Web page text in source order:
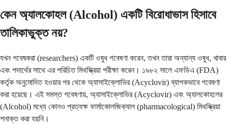
কেন অ্যালকোহল (Alcohol) একটি বিরোধাভাস হিসাবে
তালিকাভুক্ত নয়?
যখন গবেষকরা (researchers) একটি ওষুধ গবেষণা করেন, তখন তারা অন্যান্য ওষুধ, খাবার
এবং পদার্থের সাথে এর পরিচিত মিথস্ক্রিয়া পরীক্ষা করেন। ১৯৮২ সালে এফডিএ (FDA)
কর্তৃক অনুমোদিত হওয়ার পর থেকে অ্যাসাইক্লোভির (Acyclovir) ব্যাপকভাবে গবেষণা
করা হয়েছে। এই সমস্ত গবেষণায়, অ্যাসাইক্লোভির (Acyclovir) এবং অ্যালকোহলের
(Alcohol) মধ্যে কোনও প্রত্যক্ষ ফার্মাকোলজিক্যাল (pharmacological) মিথস্ক্রিয়া
শনাক্ত করা হয়নি।